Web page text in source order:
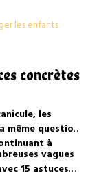
concrètes
les
même question
à
vagues
15 astuces